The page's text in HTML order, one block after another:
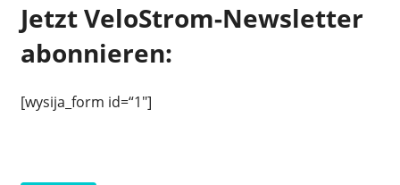
Jetzt VeloStrom-Newsletter
abonnieren:
[wysija_form id=“1″]